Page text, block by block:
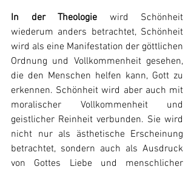
In der Theologie wird Schönheit
wiederum anders betrachtet, Schönheit
wird als eine Manifestation der göttlichen
Ordnung und Vollkommenheit gesehen,
die den Menschen helfen kann, Gott zu
erkennen. Schönheit wird aber auch mit
moralischer Vollkommenheit und
geistlicher Reinheit verbunden. Sie wird
nicht nur als ästhetische Erscheinung
betrachtet, sondern auch als Ausdruck
von Gottes Liebe und menschlicher